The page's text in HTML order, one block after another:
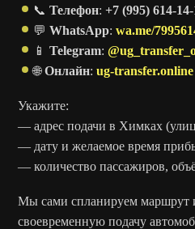
📞Телефон:+7 (995) 614-
💬WhatsApp:wa.me/
📱Telegram:
🌐Онлайн:ug-transfer.online
Укажите:
— адрес подачи в Химках
— дату и желаемое время
— количество пассажиров,
Мы сами спланируем маршрут
своевременную подачу